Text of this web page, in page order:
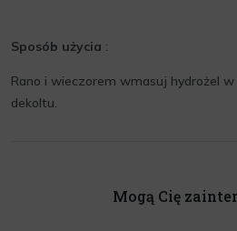
Sposób użycia :
Rano i wieczorem wmasuj hydrożel
dekoltu.
Mogą Cię